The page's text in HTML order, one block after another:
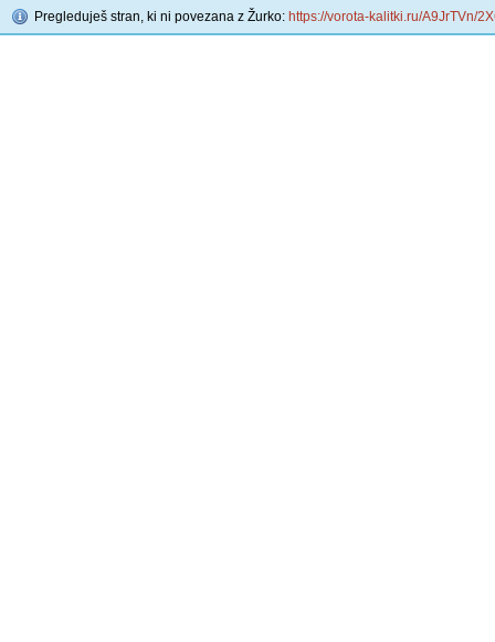
Pregleduješ stran, ki ni povezana z Žurko: https://vorota-kalitki.ru/A9JrTVn/